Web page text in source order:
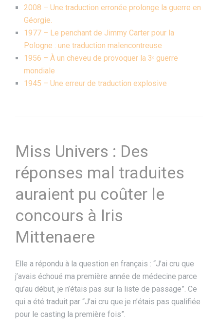
2008 – Une traduction erronée prolonge la guerre en
Géorgie.
1977 – Le penchant de Jimmy Carter pour la
Pologne : une traduction malencontreuse
1956 – À un cheveu de provoquer la 3ᵉ guerre
mondiale
1945 – Une erreur de traduction explosive
Miss Univers : Des
réponses mal traduites
auraient pu coûter le
concours à Iris
Mittenaere
Elle a répondu à la question en français : “J’ai cru que
j’avais échoué ma première année de médecine parce
qu’au début, je n’étais pas sur la liste de passage”. Ce
qui a été traduit par “J’ai cru que je n’étais pas qualifiée
pour le casting la première fois”.